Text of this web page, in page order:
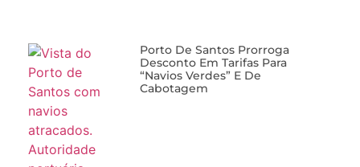
Porto De Santos Prorroga
Desconto Em Tarifas Para
“navios Verdes” E De
Cabotagem